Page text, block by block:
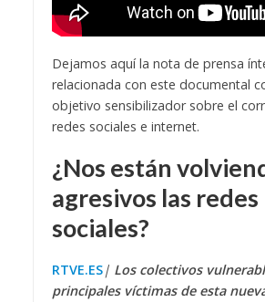
Dejamos aquí la nota de prensa
relacionada con este documental
objetivo sensibilizador sobre el
redes sociales e internet.
¿Nos están
agresivos las redes
sociales?
RTVE.ES| Los colectivos
principales víctimas de esta